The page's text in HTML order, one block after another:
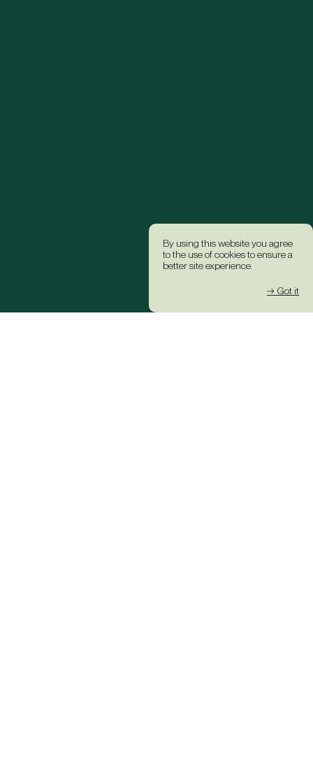
By using this website you agree
to the use of cookies to ensure a
better site experience.
→ Got it